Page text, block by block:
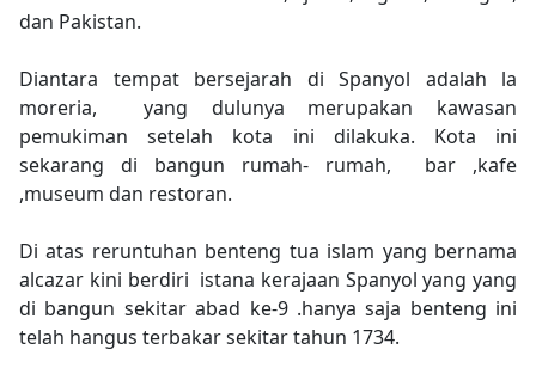
dan Pakistan.
Diantara tempat bersejarah di Spanyol adalah la
moreria, yang dulunya merupakan kawasan
pemukiman setelah kota ini dilakuka. Kota ini
sekarang di bangun rumah- rumah, bar ,kafe
,museum dan restoran.
Di atas reruntuhan benteng tua islam yang bernama
alcazar kini berdiri istana kerajaan Spanyol yang yang
di bangun sekitar abad ke-9 .hanya saja benteng ini
telah hangus terbakar sekitar tahun 1734.